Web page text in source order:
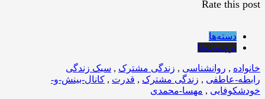
Rate this post
دسته‌ها
برچسب‌ها
خانواده , روانشناسی , زندگی مشترک , سبک زندگی
رابطه-عاطفی , زندگی مشترک , قدرت , کانال-بینش-و-
خودشکوفایی , مهسا-محمدی